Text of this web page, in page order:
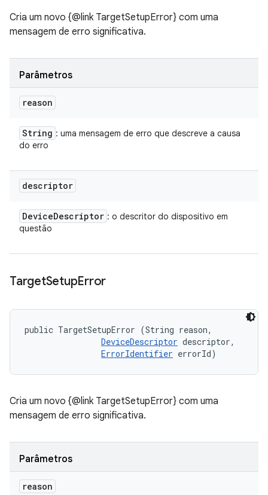
Cria um novo {@link TargetSetupError} com uma
mensagem de erro significativa.
Parâmetros
reason
String : uma mensagem de erro que descreve a causa
do erro
descriptor
DeviceDescriptor : o descritor do dispositivo em
questão
TargetSetupError
public TargetSetupError (String reason,
DeviceDescriptor descriptor,
ErrorIdentifier errorId)
Cria um novo {@link TargetSetupError} com uma
mensagem de erro significativa.
Parâmetros
reason